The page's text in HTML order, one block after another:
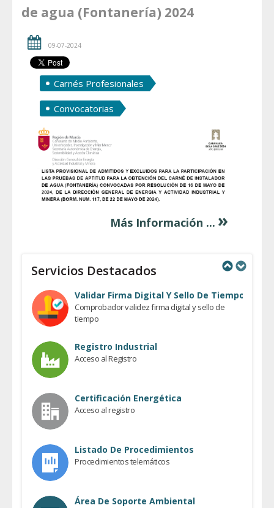
de agua (Fontanería) 2024
09-07-2024
Carnés Profesionales
Convocatorias
Más Información ... »
Servicios Destacados
Validar Firma Digital Y Sello De Tiempo
Comprobador validez firma digital y sello de
tiempo
Registro Industrial
Acceso al Registro
Certificación Energética
Acceso al registro
Listado De Procedimientos
Procedimientos telemáticos
Área De Soporte Ambiental
Previous